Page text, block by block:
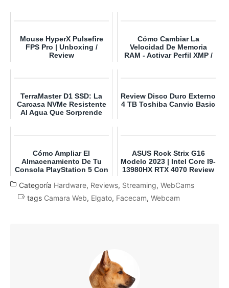
Mouse HyperX Pulsefire
FPS Pro | Unboxing /
Review
Cómo Cambiar La
Velocidad De Memoria
RAM - Activar Perfil XMP /
TerraMaster D1 SSD: La
Carcasa NVMe Resistente
Al Agua Que Sorprende
Review Disco Duro Externo
4 TB Toshiba Canvio Basic
Cómo Ampliar El
Almacenamiento De Tu
Consola PlayStation 5 Con
ASUS Rock Strix G16
Modelo 2023 | Intel Core I9-
13980HX RTX 4070 Review
Categoría Hardware, Reviews, Streaming, WebCams
tags Camara Web, Elgato, Facecam, Webcam